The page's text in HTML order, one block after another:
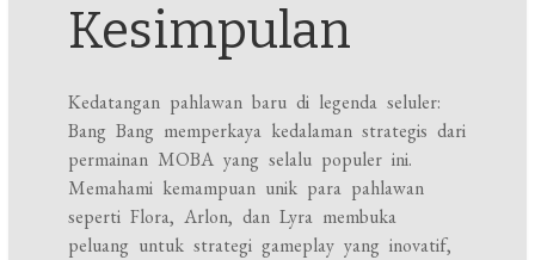
Kesimpulan
Kedatangan pahlawan baru di legenda seluler:
Bang Bang memperkaya kedalaman strategis dari
permainan MOBA yang selalu populer ini.
Memahami kemampuan unik para pahlawan
seperti Flora, Arlon, dan Lyra membuka
peluang untuk strategi gameplay yang inovatif,